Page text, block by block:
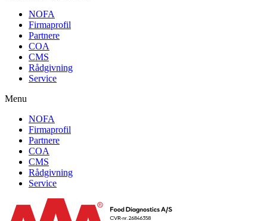
NOFA
Firmaprofil
Partnere
COA
CMS
Rådgivning
Service
Menu
NOFA
Firmaprofil
Partnere
COA
CMS
Rådgivning
Service